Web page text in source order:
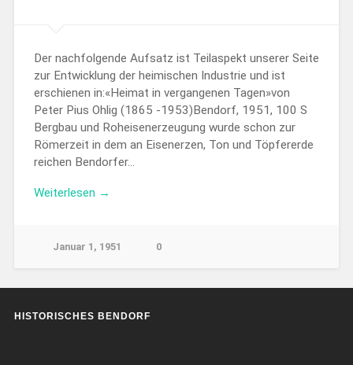
Der nachfolgende Aufsatz ist Teilaspekt unserer Seite
zur Entwicklung der heimischen Industrie und ist
erschienen in:«Heimat in vergangenen Tagen»von
Peter Pius Ohlig (1865 -1953)Bendorf, 1951, 100 S
Bergbau und Roheisenerzeugung wurde schon zur
Römerzeit in dem an Eisenerzen, Ton und Töpfererde
reichen Bendorfer…
Weiterlesen →
Januar 1, 1951 0
HISTORISCHES BENDORF